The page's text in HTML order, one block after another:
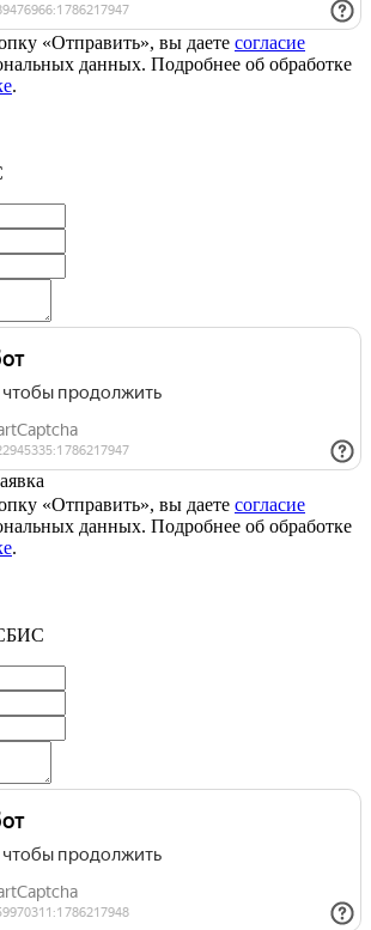
«Отправить», вы даете согласие
данных. Подробнее об обработке
.
«Отправить», вы даете согласие
данных. Подробнее об обработке
.